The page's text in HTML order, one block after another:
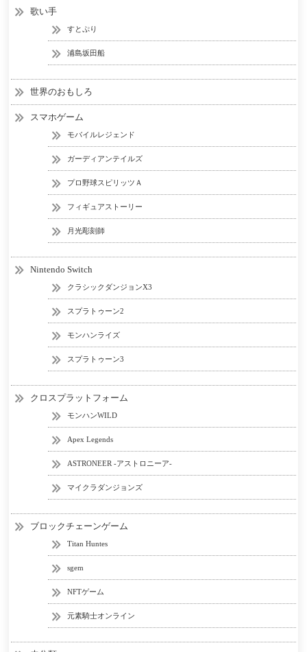
歌い手
すとぷり
浦島坂田船
世界のおもしろ
スマホゲーム
モバイルレジェンド
ガーディアンテイルズ
プロ野球スピリッツＡ
フィギュアストーリー
月光彫刻師
Nintendo Switch
クラシックダンジョンX3
スプラトゥーン2
モンハンライズ
スプラトゥーン3
クロスプラットフォーム
モンハンWILD
Apex Legends
ASTRONEER -アストロニーア-
マイクラダンジョンズ
ブロックチェーンゲーム
Titan Huntes
sgem
NFTゲーム
元素騎士オンライン